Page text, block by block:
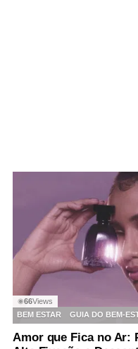
◉66Views
BEM ESTAR
GUIA DO BEM-
Amor que Fica no Ar: